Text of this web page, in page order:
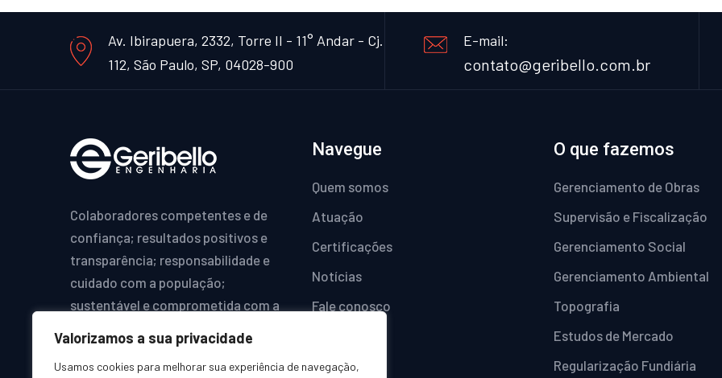
Valorizamos a sua privacidade
Usamos cookies para melhorar sua experiência de navegação,
Av. Ibirapuera, 2332, Torre II - 11° Andar - Cj.
112, São Paulo, SP, 04028-900
E-mail:
contato@geribello.com.br
Colaboradores competentes e de
confiança; resultados positivos e
transparência; responsabilidade e
cuidado com a população;
sustentável e comprometida com a
Navegue
Quem somos
Atuação
Certificações
Notícias
Fale conosco
Geribello OIA
O que fazemos
Gerenciamento de Obras
Supervisão e Fiscalização
Gerenciamento Social
Gerenciamento Ambiental
Topografia
Estudos de Mercado
Regularização Fundiária